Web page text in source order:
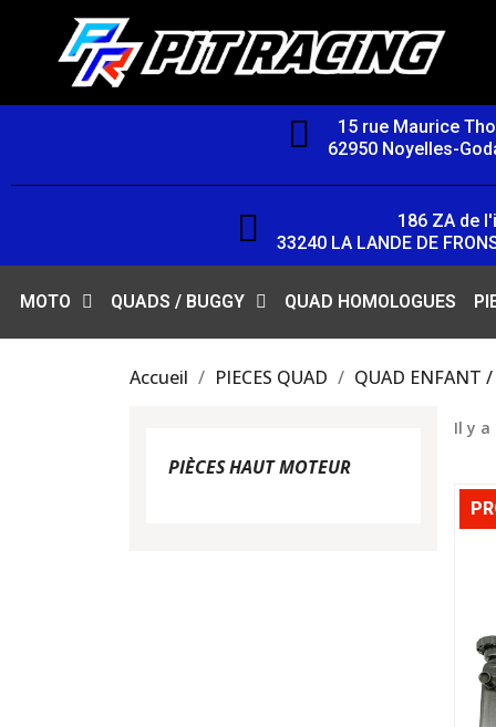
15 rue Maurice
62950 Noyelles-
186 ZA de
33240 LA LANDE DE
MOTO QUADS / BUGGY QUAD HOMOLOGUES
Accueil PIECES QUAD QUAD ENFANT
PIÈCES HAUT MOTEUR
Il y a